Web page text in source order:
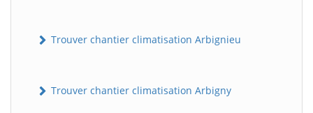
Trouver chantier climatisation Arbignieu
Trouver chantier climatisation Arbigny